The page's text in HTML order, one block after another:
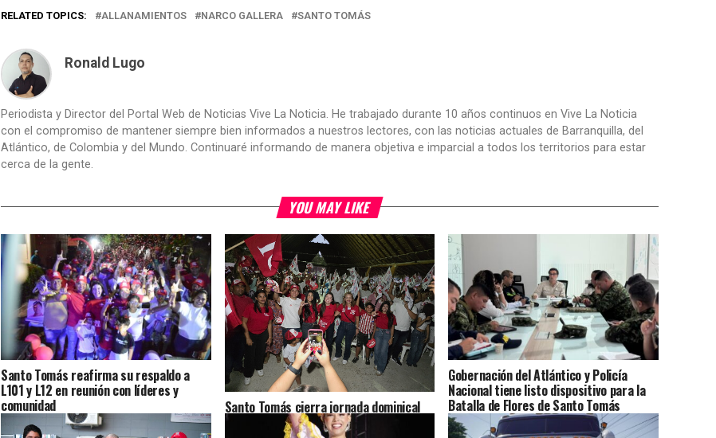
RELATED TOPICS: ALLANAMIENTOS NARCO GALLERA SANTO TOMÁS
Ronald Lugo
Periodista y Director del Portal Web de Noticias Vive La Noticia. He trabajado durante 10 años continuos en Vive La Noticia
con el compromiso de mantener siempre bien informados a nuestros lectores, con las noticias actuales de Barranquilla, del
Atlántico, de Colombia y del Mundo. Continuaré informando de manera objetiva e imparcial a todos los territorios para estar
cerca de la gente.
YOU MAY LIKE
Santo Tomás reafirma su respaldo a
L101 y L12 en reunión con líderes y
comunidad Santo Tomás cierra jornada dominical
con respaldo a L101 y L12
Gobernación del Atlántico y Policía
Nacional tiene listo dispositivo para la
Batalla de Flores de Santo Tomás